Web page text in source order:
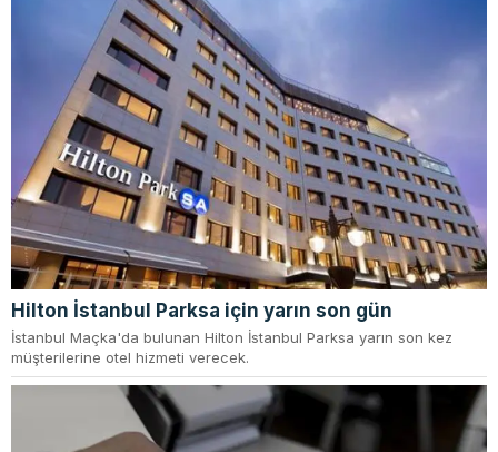
Hilton İstanbul Parksa için yarın son gün
İstanbul Maçka'da bulunan Hilton İstanbul Parksa yarın son kez
müşterilerine otel hizmeti verecek.